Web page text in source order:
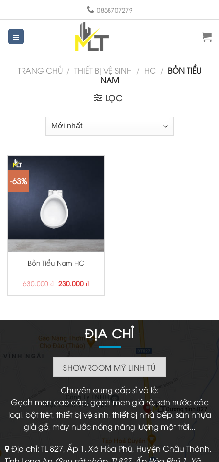
to
content
0858707279
TRANG CHỦ / THIẾT BỊ VỆ SINH / HC / BỒN TIỂU
NAM
LỌC
-63%
Bồn Tiểu Nam HC
630.000₫ Giá
gốc
là:
230.000 ₫Giá
hiện
tại
ĐỊA CHỈ
SHOWROOM MỸ LINH TÚ
Chuyên cung cấp sỉ và lẻ:
Gạch men cao cấp, gạch men giá rẻ, sơn nước các
loại, bột trét, thiết bị vệ sinh, thiết bị nhà bếp, sàn nhựa
giả gỗ, máy nước nóng năng lượng mặt trời...
Địa chỉ: TL 827, Ấp 1, Xã Hòa Phú, Huyện Châu Thành,